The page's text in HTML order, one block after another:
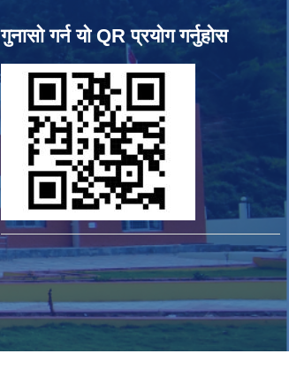
गुनासो गर्न यो QR प्रयोग गर्नुहोस